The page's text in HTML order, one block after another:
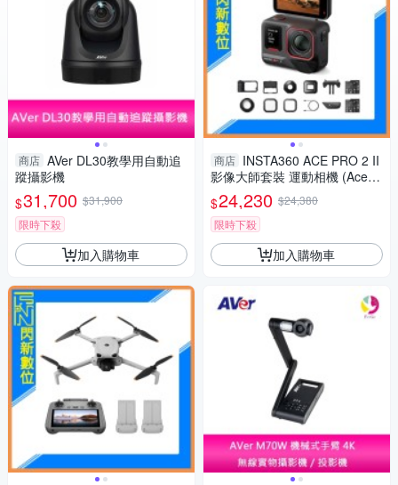
商店 AVer DL30教學用自動追
蹤攝影機
$31,700 $31,900
限時下殺
加入購物車
商店 INSTA360 ACE PRO 2 II
影像大師套裝 運動相機 (AceP
RO2,公司貨)
$24,230 $24,380
限時下殺
加入購物車